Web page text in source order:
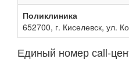
Поликлиника
652700, г. Киселевск, ул.
Единый номер сall-